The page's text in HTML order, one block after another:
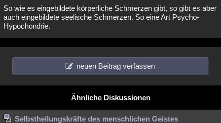
So wie es eingebildete körperliche Schmerzen gibt, so gibt es aber
auch eingebildete seelische Schmerzen. So eine Art Psycho-
Hypochondrie.
neuen Beitrag verfassen
Ähnliche Diskussionen
Selbstheilungskräfte des menschlichen Geistes